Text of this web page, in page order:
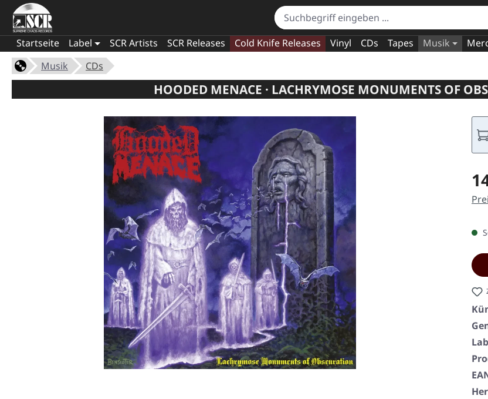
Startseite Label SCR Artists SCR Releases Cold Knife Releases Vinyl CDs Tapes Musik
Musik
CDs
HOODED MENACE · LACHRYMOSE MONUMENTS OF